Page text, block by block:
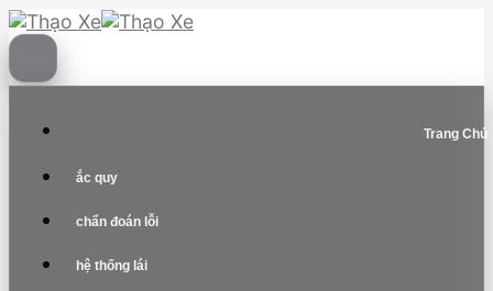
Skip
to
content
Trang Chủ
ắc quy
chẩn đoán lỗi
hệ thống lái